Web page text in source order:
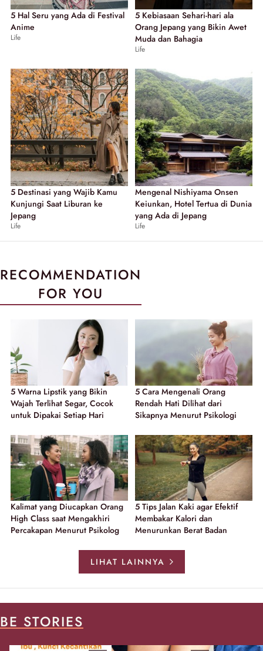
5 Hal Seru yang Ada di Festival
Anime
Life
5 Kebiasaan Sehari-hari ala
Orang Jepang yang Bikin Awet
Muda dan Bahagia
Life
5 Destinasi yang Wajib Kamu
Kunjungi Saat Liburan ke
Jepang
Life
Mengenal Nishiyama Onsen
Keiunkan, Hotel Tertua di Dunia
yang Ada di Jepang
Life
RECOMMENDATION
FOR YOU
5 Warna Lipstik yang Bikin
Wajah Terlihat Segar, Cocok
untuk Dipakai Setiap Hari
5 Cara Mengenali Orang
Rendah Hati Dilihat dari
Sikapnya Menurut Psikologi
Kalimat yang Diucapkan Orang
High Class saat Mengakhiri
Percakapan Menurut Psikolog
5 Tips Jalan Kaki agar Efektif
Membakar Kalori dan
Menurunkan Berat Badan
LIHAT LAINNYA
BE STORIES